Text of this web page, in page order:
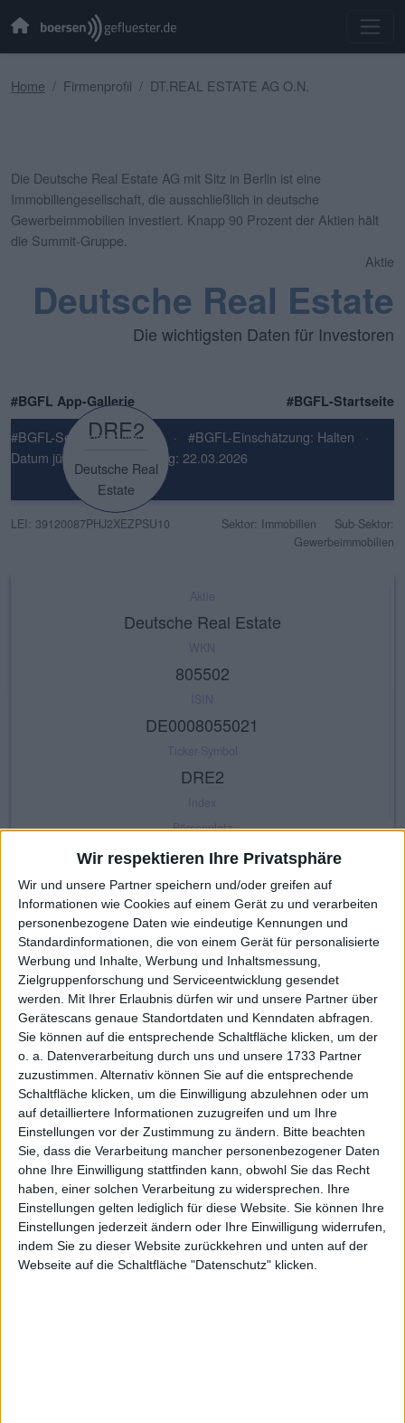
Wir respektieren Ihre Privatsphäre
Wir und unsere Partner speichern und/oder greifen auf
Informationen wie Cookies auf einem Gerät zu und verarbeiten
personenbezogene Daten wie eindeutige Kennungen und
Standardinformationen, die von einem Gerät für personalisierte
Werbung und Inhalte, Werbung und Inhaltsmessung,
Zielgruppenforschung und Serviceentwicklung gesendet
werden. Mit Ihrer Erlaubnis dürfen wir und unsere Partner über
Gerätescans genaue Standortdaten und Kenndaten abfragen.
Sie können auf die entsprechende Schaltfläche klicken, um der
o. a. Datenverarbeitung durch uns und unsere 1733 Partner
zuzustimmen. Alternativ können Sie auf die entsprechende
Schaltfläche klicken, um die Einwilligung abzulehnen oder um
auf detailliertere Informationen zuzugreifen und um Ihre
Einstellungen vor der Zustimmung zu ändern. Bitte beachten
Sie, dass die Verarbeitung mancher personenbezogener Daten
ohne Ihre Einwilligung stattfinden kann, obwohl Sie das Recht
haben, einer solchen Verarbeitung zu widersprechen. Ihre
Einstellungen gelten lediglich für diese Website. Sie können Ihre
Einstellungen jederzeit ändern oder Ihre Einwilligung widerrufen,
indem Sie zu dieser Website zurückkehren und unten auf der
Webseite auf die Schaltfläche "Datenschutz" klicken.
Home Firmenprofil DT.REAL ESTATE AG O.N.
Die Deutsche Real Estate AG mit Sitz in Berlin ist eine
Immobiliengesellschaft, die ausschließlich in deutsche
Gewerbeimmobilien investiert. Knapp 90 Prozent der Aktien hält
die Summit-Gruppe.
Aktie
Deutsche Real Estate
Die wichtigsten Daten für Investoren
#BGFL App-Gallerie #BGFL-Startseite
DRE2
Deutsche Real
Estate
#BGFL-Sentiment: Neutral · #BGFL-Einschätzung: Halten
·
Datum jüngste Einschätzung: 22.03.2026
LEI: 39120087PHJ2XEZPSU10 Sektor: Immobilien
Sub-Sektor:
Gewerbeimmobilien
Aktie
Deutsche Real Estate
WKN
805502
ISIN
DE0008055021
Ticker-Symbol
DRE2
Index
Börsenplatz
Frankfurt
KAUF VERKAUF
Made with ❤ von BGFL
Stammdaten Nachrichten
Jahresschlusskurse
Termine
Ergebnis je Aktie
Dividende je Aktie
Finanzdaten
Social/Regio/Peers
Charts/Performance
Performance Profi-Chart Basis-Chart
Dieser Chart zeigt den Kurs der Aktie von Deutsche Real Estate in
einfacher Linienform. Wenn Sie an detaillierteren Darstellungen